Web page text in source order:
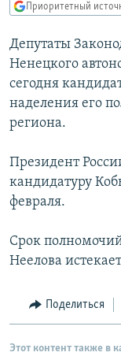
Вернутся
поиску
КАВКАЗ.РЕАЛИИ
СЕВЕР.РЕАЛИИ
СИБИРЬ.РЕАЛИИ
РАСПИСАНИЕ
СОЦИАЛЬНЫЕ СЕТИ
Приоритетный
Депутаты
Ненецкого
сегодня
наделения его
региона.
Президент
кандидатуру
февраля.
Срок
Неелова
Поделиться
Этот контент также в